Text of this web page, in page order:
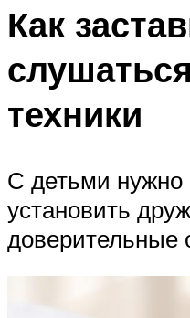
Как
техники
С детьми нужно
установить
доверительные